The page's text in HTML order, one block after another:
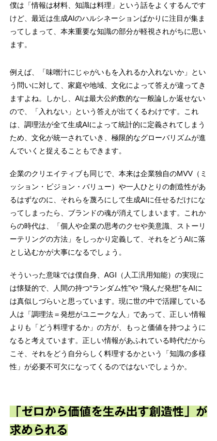
僕は「情報は材料、知識は料理」という話をよくするんです
けど、最近は生成AIのハルシネーションばかりに注目が集ま
ってしまって、本来重要な知識の部分が軽視されがちに思い
ます。
例えば、「味噌汁にじゃがいもを入れるか入れないか」とい
う問いに対して、家庭や地域、文化によって答えが違ってき
ますよね。しかし、AIは最大公約数的な一般論しか返せない
ので、「入れない」という答えが出てくるわけです。これ
は、調理法が全て生成AIによって統計的に定義されてしまう
ため、文化が統一されていき、極限的なグローバリズムが進
んでいくと捉えることもできます。
企業のクリエイティブも同じで、本来は企業独自のMVV（ミ
ッション・ビジョン・バリュー）や一人ひとりの創造性があ
るはずなのに、それらを蔑ろにして生成AIに任せるだけにな
ってしまったら、ブランドの魂が消えてしまいます。これか
らの時代は、「個人や企業の思考のクセや美意識、ストーリ
ーテリングの方法」をしっかり定義して、それをどうAIに落
とし込むかが大事になるでしょう。
そういった意味では僕自身、AGI（人工汎用知能）の実現に
は懐疑的で、人間の持つ“ランダム性”や “飛んだ発想”をAIに
は真似しづらいと思っています。現に世の中で活躍している
人は「調理法＝発想がユニークな人」であって、正しい情報
よりも「どう料理するか」の方が、もっと価値を持つように
なると考えています。正しい情報があふれている時代だから
こそ、それをどう自分らしく料理するかという「知識の多様
性」が必要不可欠になってくるのではないでしょうか。
「ゼロから価値を生み出す創造性」が
求められる